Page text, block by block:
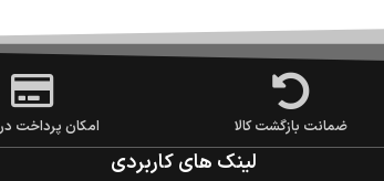
ضمانت بازگشت کالا امکان پرداخت
لینک های کاربردی